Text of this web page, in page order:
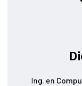
Ing. en